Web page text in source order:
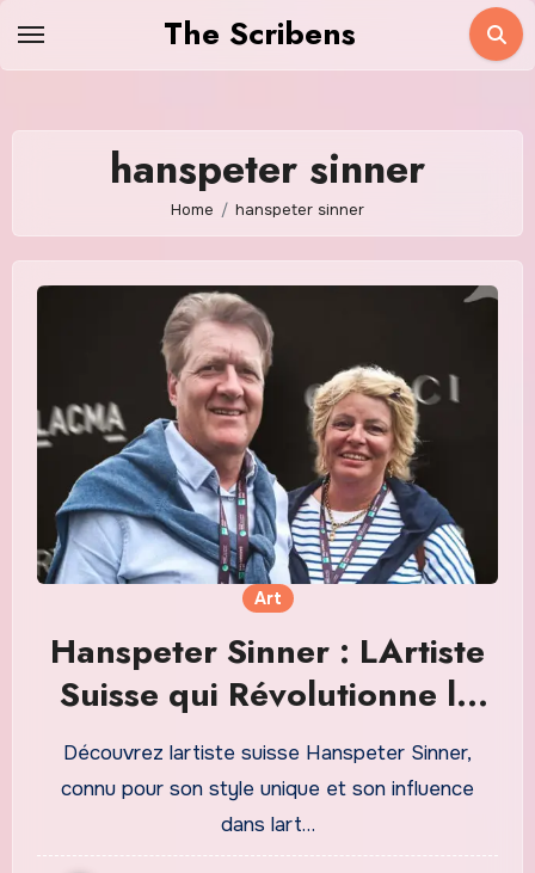
The Scribens
hanspeter sinner
Home hanspeter sinner
Art
Hanspeter Sinner : LArtiste
Suisse qui Révolutionne la
Peinture Contemporaine
Découvrez lartiste suisse Hanspeter Sinner,
connu pour son style unique et son influence
dans lart…